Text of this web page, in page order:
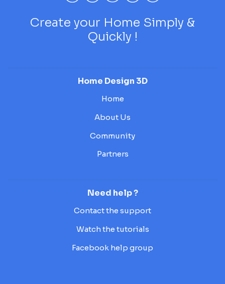
Create your Home Simply &
Quickly !
Home Design 3D
Home
About Us
Community
Partners
Need help ?
Contact the support
Watch the tutorials
Facebook help group